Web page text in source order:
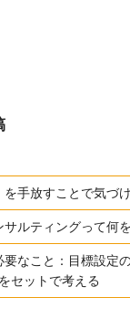
を手放すことで気づ
サルティングって何
要なこと：目標設定
セットで考える